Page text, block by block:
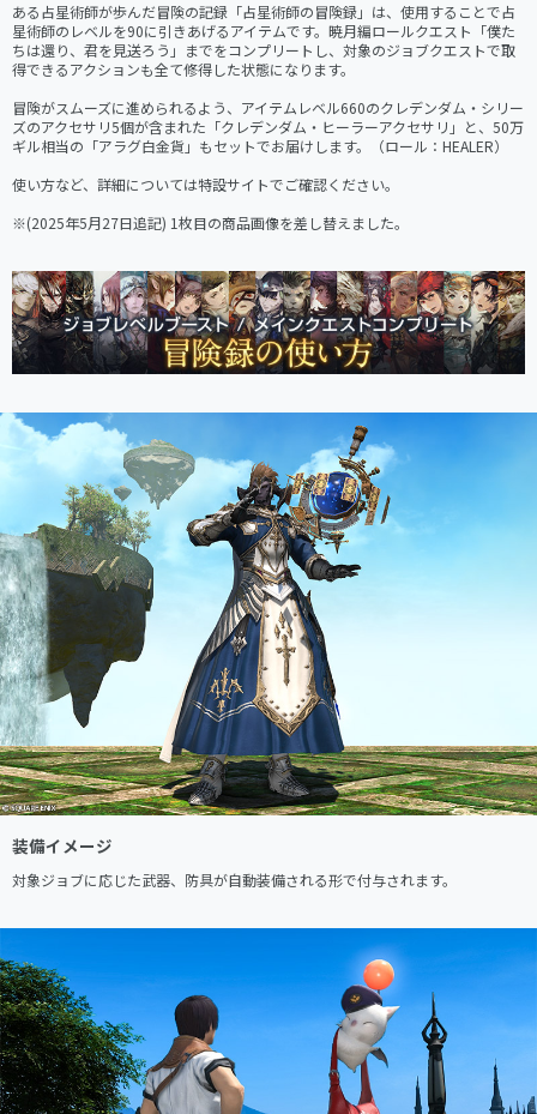
ある占星術師が歩んだ冒険の記録「占星術師の冒険録」は、使用することで占
星術師のレベルを90に引きあげるアイテムです。暁月編ロールクエスト「僕た
ちは還り、君を見送ろう」までをコンプリートし、対象のジョブクエストで取
得できるアクションも全て修得した状態になります。
冒険がスムーズに進められるよう、アイテムレベル660のクレデンダム・シリー
ズのアクセサリ5個が含まれた「クレデンダム・ヒーラーアクセサリ」と、50万
ギル相当の「アラグ白金貨」もセットでお届けします。（ロール：HEALER）
使い方など、詳細については特設サイトでご確認ください。
※(2025年5月27日追記) 1枚目の商品画像を差し替えました。
装備イメージ
対象ジョブに応じた武器、防具が自動装備される形で付与されます。